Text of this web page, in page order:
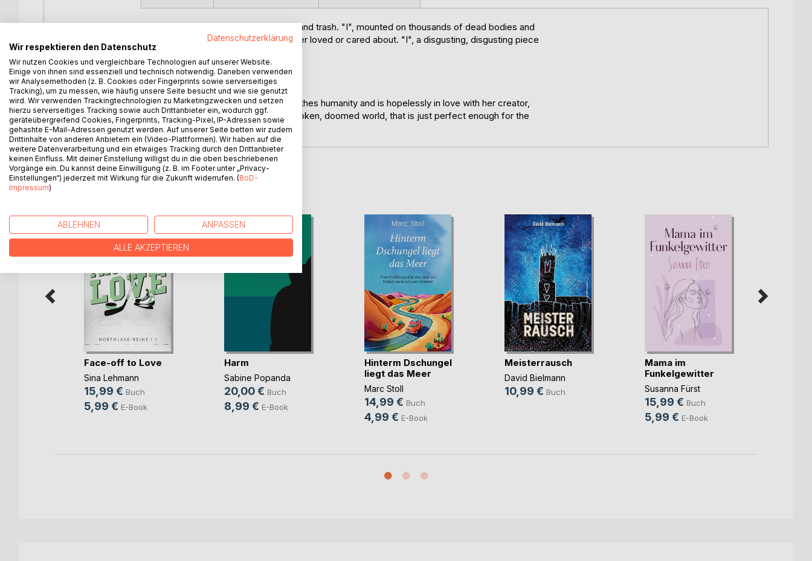
I am the "I" in "I think therefore I am"! "I", built out of filth and trash. "I", mounted on thousands of dead bodies and
held by their bones. "I", never human, never alive. "I", never loved or cared about. "I", a disgusting, disgusting piece
of metal. "I"!
"The ultimate God."
A tragic story of a hyper-intelligent war computer who loathes humanity and is hopelessly in love with her creator,
who, in turn, regrets creating her. Now she rules over a broken, doomed world, that is just perfect enough for the
two of them.
WEITERE TITEL BEIBoD
Face-off to Love
Sina Lehmann
15,99 € Buch
5,99 € E-Book
Harm
Sabine Popanda
20,00 € Buch
8,99 € E-Book
Hinterm Dschungel
liegt das Meer
Marc Stoll
14,99 € Buch
4,99 € E-Book
Meisterrausch
David Bielmann
10,99 € Buch
Mama im
Funkelgewitter
Susanna Fürst
15,99 € Buch
5,99 € E-Book
Datenschutzerklärung
Wir respektieren den Datenschutz
Wir nutzen Cookies und vergleichbare Technologien auf unserer Website.
Einige von ihnen sind essenziell und technisch notwendig. Daneben verwenden
wir Analysemethoden (z. B. Cookies oder Fingerprints sowie serverseitiges
Tracking), um zu messen, wie häufig unsere Seite besucht und wie sie genutzt
wird. Wir verwenden Trackingtechnologien zu Marketingzwecken und setzen
hierzu serverseitiges Tracking sowie auch Drittanbieter ein, wodurch ggf.
geräteübergreifend Cookies, Fingerprints, Tracking-Pixel, IP-Adressen sowie
gehashte E-Mail-Adressen genutzt werden. Auf unserer Seite betten wir zudem
Drittinhalte von anderen Anbietern ein (Video-Plattformen). Wir haben auf die
weitere Datenverarbeitung und ein etwaiges Tracking durch den Drittanbieter
keinen Einfluss. Mit deiner Einstellung willigst du in die oben beschriebenen
Vorgänge ein. Du kannst deine Einwilligung (z. B. im Footer unter „Privacy-
Einstellungen“) jederzeit mit Wirkung für die Zukunft widerrufen. (BoD-
Impressum)
ABLEHNEN ANPASSEN
ALLE AKZEPTIEREN